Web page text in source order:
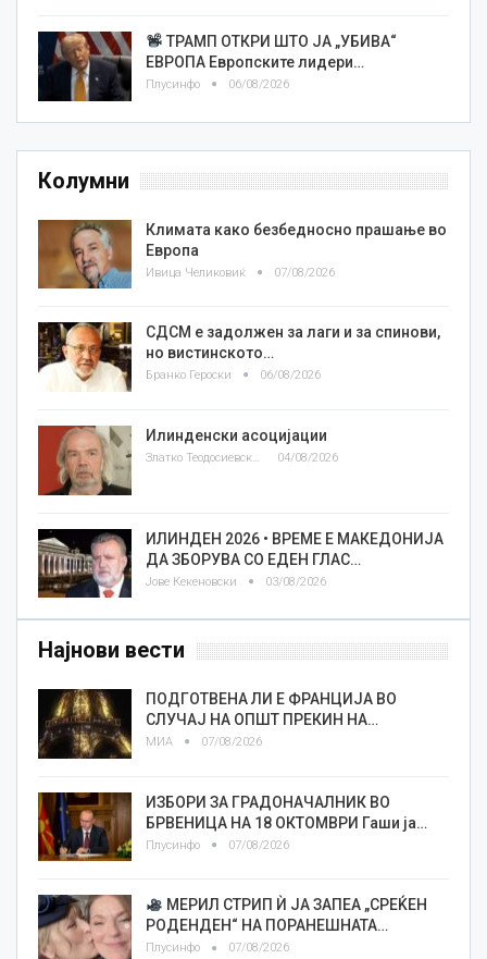
ТРАМП ОТКРИ ШТО ЈА „УБИВА“
ЕВРОПА Европските лидери…
Плусинфо 06/08/2026
Колумни
Климата како безбедносно прашање во
Европа
Ивица Челиковиќ 07/08/2026
СДСМ е задолжен за лаги и за спинови,
но вистинското…
Бранко Героски 06/08/2026
Илинденски асоцијации
Златко Теодосиевски 04/08/2026
ИЛИНДЕН 2026 • ВРЕМЕ Е МАКЕДОНИЈА
ДА ЗБОРУВА СО ЕДЕН ГЛАС…
Јове Кекеновски 03/08/2026
Најнови вести
ПОДГОТВЕНА ЛИ Е ФРАНЦИЈА ВО
СЛУЧАЈ НА ОПШТ ПРЕКИН НА…
МИА 07/08/2026
ИЗБОРИ ЗА ГРАДОНАЧАЛНИК ВО
БРВЕНИЦА НА 18 ОКТОМВРИ Гаши ја…
Плусинфо 07/08/2026
МЕРИЛ СТРИП Ѝ ЈА ЗАПЕА „СРЕЌЕН
РОДЕНДЕН“ НА ПОРАНЕШНАТА…
Плусинфо 07/08/2026